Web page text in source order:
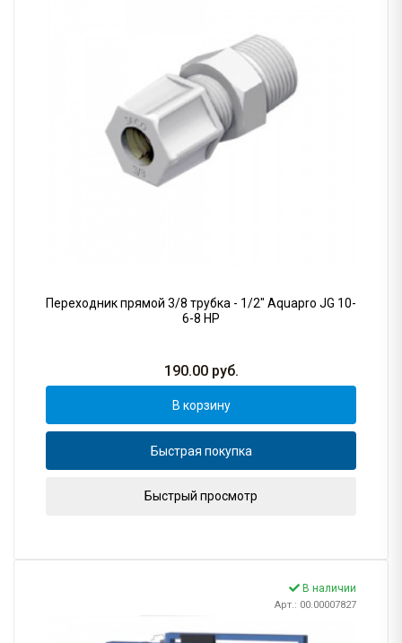
Переходник прямой 3/8 трубка - 1/2" Aquapro JG 10-
6-8 НР
190.00руб.
В корзину
Быстрая покупка
Быстрый просмотр
В наличии
Арт.: 00.00007827